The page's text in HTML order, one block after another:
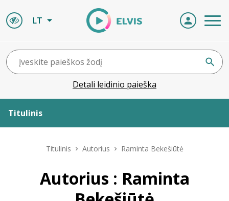
LT
Detali leidinio paieška
Titulinis
Titulinis Autorius Raminta Bekešiūtė
Autorius : Raminta